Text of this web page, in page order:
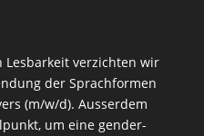
Lesbarkeit verzichten wir
der Sprachformen
(m/w/d). Ausserdem
um eine gender-